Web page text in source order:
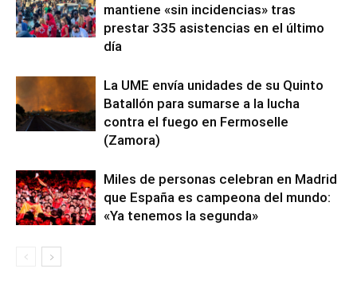
mantiene «sin incidencias» tras
prestar 335 asistencias en el último
día
La UME envía unidades de su Quinto
Batallón para sumarse a la lucha
contra el fuego en Fermoselle
(Zamora)
Miles de personas celebran en Madrid
que España es campeona del mundo:
«Ya tenemos la segunda»